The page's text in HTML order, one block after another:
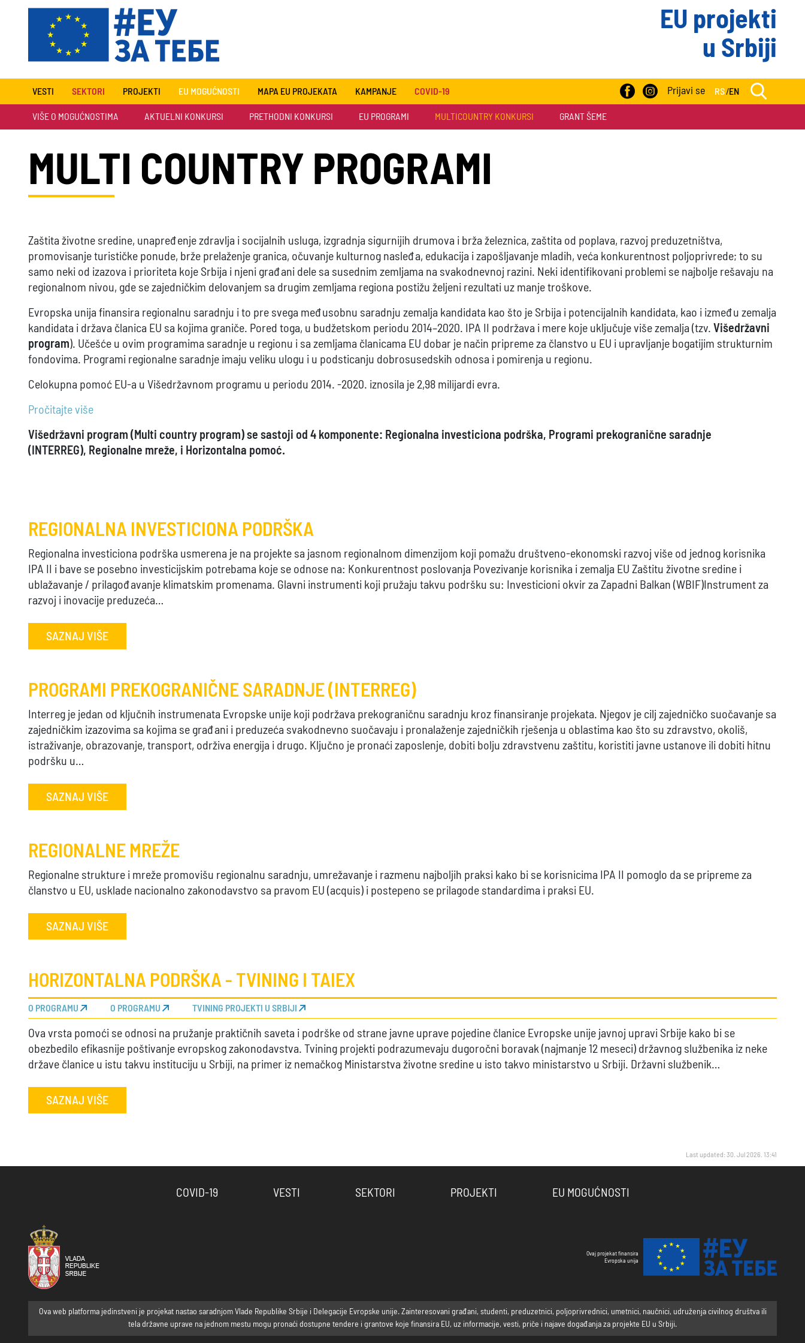
EU projekti
u Srbiji
VESTI SEKTORI PROJEKTI EU MOGUĆNOSTI MAPA EU PROJEKATA KAMPANJE COVID-19 Prijavi se RS/EN
VIŠE O MOGUĆNOSTIMA AKTUELNI KONKURSI PRETHODNI KONKURSI EU PROGRAMI MULTICOUNTRY KONKURSI GRANT ŠEME
MULTI COUNTRY PROGRAMI
Zaštita životne sredine, unapređenje zdravlja i socijalnih usluga, izgradnja sigurnijih drumova i brža železnica, zaštita od poplava, razvoj preduzetništva,
promovisanje turističke ponude, brže prelaženje granica, očuvanje kulturnog nasleđa, edukacija i zapošljavanje mladih, veća konkurentnost poljoprivrede; to su
samo neki od izazova i prioriteta koje Srbija i njeni građani dele sa susednim zemljama na svakodnevnoj razini. Neki identifikovani problemi se najbolje rešavaju na
regionalnom nivou, gde se zajedničkim delovanjem sa drugim zemljama regiona postižu željeni rezultati uz manje troškove.
Evropska unija finansira regionalnu saradnju i to pre svega međusobnu saradnju zemalja kandidata kao što je Srbija i potencijalnih kandidata, kao i između zemalja
kandidata i država članica EU sa kojima graniče. Pored toga, u budžetskom periodu 2014–2020. IPA II podržava i mere koje uključuje više zemalja (tzv. Višedržavni
program). Učešće u ovim programima saradnje u regionu i sa zemljama članicama EU dobar je način pripreme za članstvo u EU i upravljanje bogatijim strukturnim
fondovima. Programi regionalne saradnje imaju veliku ulogu i u podsticanju dobrosusedskih odnosa i pomirenja u regionu.
Celokupna pomoć EU-a u Višedržavnom programu u periodu 2014. -2020. iznosila je 2,98 milijardi evra.
Pročitajte više
Višedržavni program (Multi country program) se sastoji od 4 komponente: Regionalna investiciona podrška, Programi prekogranične saradnje
(INTERREG), Regionalne mreže, i Horizontalna pomoć.
REGIONALNA INVESTICIONA PODRŠKA
Regionalna investiciona podrška usmerena je na projekte sa jasnom regionalnom dimenzijom koji pomažu društveno-ekonomski razvoj više od jednog korisnika
IPA II i bave se posebno investicijskim potrebama koje se odnose na: Konkurentnost poslovanja Povezivanje korisnika i zemalja EU Zaštitu životne sredine i
ublažavanje / prilagođavanje klimatskim promenama. Glavni instrumenti koji pružaju takvu podršku su: Investicioni okvir za Zapadni Balkan (WBIF)Instrument za
razvoj i inovacije preduzeća…
SAZNAJ VIŠE
PROGRAMI PREKOGRANIČNE SARADNJE (INTERREG)
Interreg je jedan od ključnih instrumenata Evropske unije koji podržava prekograničnu saradnju kroz finansiranje projekata. Njegov je cilj zajedničko suočavanje sa
zajedničkim izazovima sa kojima se građani i preduzeća svakodnevno suočavaju i pronalaženje zajedničkih rješenja u oblastima kao što su zdravstvo, okoliš,
istraživanje, obrazovanje, transport, održiva energija i drugo. Ključno je pronaći zaposlenje, dobiti bolju zdravstvenu zaštitu, koristiti javne ustanove ili dobiti hitnu
podršku u…
SAZNAJ VIŠE
REGIONALNE MREŽE
Regionalne strukture i mreže promovišu regionalnu saradnju, umrežavanje i razmenu najboljih praksi kako bi se korisnicima IPA II pomoglo da se pripreme za
članstvo u EU, usklade nacionalno zakonodavstvo sa pravom EU (acquis) i postepeno se prilagode standardima i praksi EU.
SAZNAJ VIŠE
HORIZONTALNA PODRŠKA - TVINING I TAIEX
O PROGRAMU O PROGRAMU TVINING PROJEKTI U SRBIJI
Ova vrsta pomoći se odnosi na pružanje praktičnih saveta i podrške od strane javne uprave pojedine članice Evropske unije javnoj upravi Srbije kako bi se
obezbedilo efikasnije poštivanje evropskog zakonodavstva. Tvining projekti podrazumevaju dugoročni boravak (najmanje 12 meseci) državnog službenika iz neke
države članice u istu takvu instituciju u Srbiji, na primer iz nemačkog Ministarstva životne sredine u isto takvo ministarstvo u Srbiji. Državni službenik…
SAZNAJ VIŠE
Last updated: 30. Jul 2026. 13:41
COVID-19 VESTI SEKTORI PROJEKTI EU MOGUĆNOSTI
Ovaj projekat finansira
Evropska unija
Ova web platforma jedinstveni je projekat nastao saradnjom Vlade Republike Srbije i Delegacije Evropske unije. Zainteresovani građani, studenti, preduzetnici, poljoprivrednici, umetnici, naučnici, udruženja civilnog društva ili
tela državne uprave na jednom mestu mogu pronaći dostupne tendere i grantove koje finansira EU, uz informacije, vesti, priče i najave događanja za projekte EU u Srbiji.